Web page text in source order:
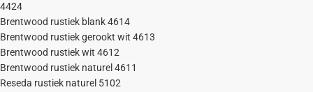
4424
Brentwood rustiek blank 4614
Brentwood rustiek gerookt wit 4613
Brentwood rustiek wit 4612
Brentwood rustiek naturel 4611
Reseda rustiek naturel 5102